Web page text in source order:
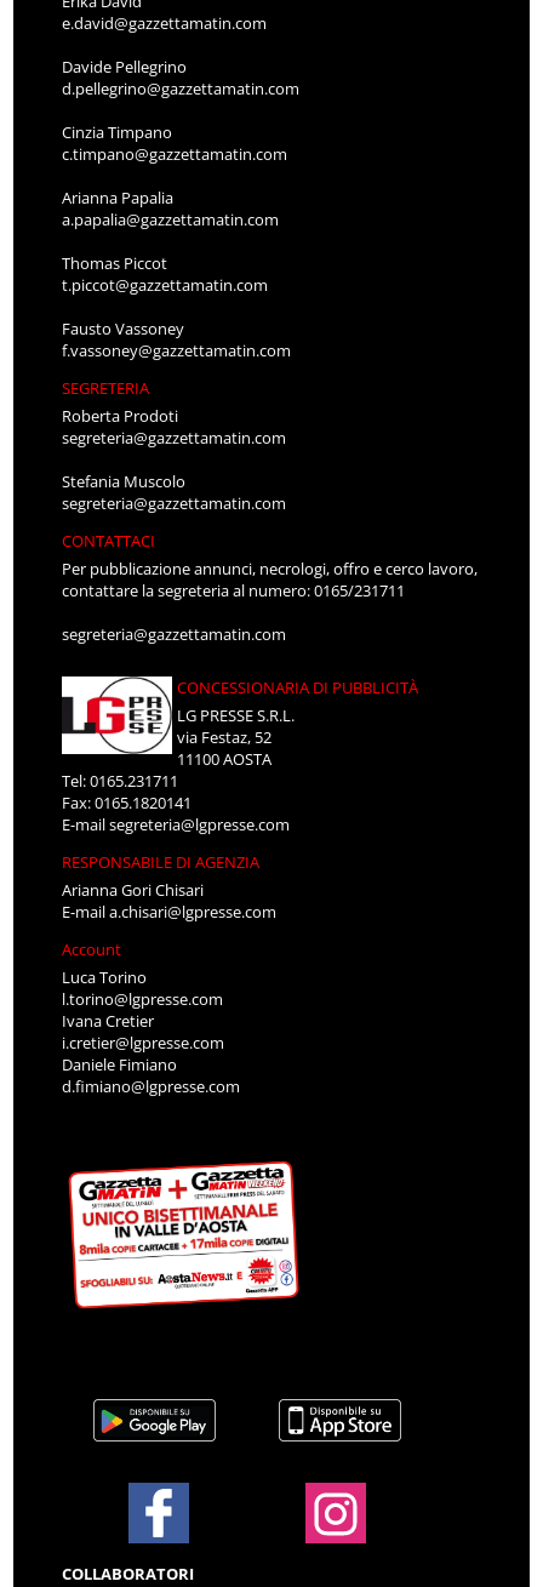
e.david@gazzettamatin.com
Davide Pellegrino
d.pellegrino@gazzettamatin.com
Cinzia Timpano
c.timpano@gazzettamatin.com
Arianna Papalia
a.papalia@gazzettamatin.com
Thomas Piccot
t.piccot@gazzettamatin.com
Fausto Vassoney
f.vassoney@gazzettamatin.com
SEGRETERIA
Roberta Prodoti
segreteria@gazzettamatin.com
Stefania Muscolo
segreteria@gazzettamatin.com
CONTATTACI
Per pubblicazione annunci, necrologi, offro e cerco lavoro,
contattare la segreteria al numero: 0165/231711
segreteria@gazzettamatin.com
CONCESSIONARIA DI PUBBLICITÀ
LG PRESSE S.R.L.
via Festaz, 52
11100 AOSTA
Tel: 0165.231711
Fax: 0165.1820141
E-mailsegreteria@lgpresse.com
RESPONSABILE DI AGENZIA
Arianna Gori Chisari
E-maila.chisari@lgpresse.com
Account
Luca Torino
l.torino@lgpresse.com
Ivana Cretier
i.cretier@lgpresse.com
Daniele Fimiano
d.fimiano@lgpresse.com
COLLABORATORI